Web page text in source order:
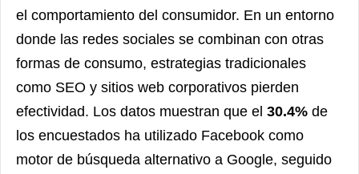
el comportamiento del consumidor. En un entorno
donde las redes sociales se combinan con otras
formas de consumo, estrategias tradicionales
como SEO y sitios web corporativos pierden
efectividad. Los datos muestran que el 30.4% de
los encuestados ha utilizado Facebook como
motor de búsqueda alternativo a Google, seguido